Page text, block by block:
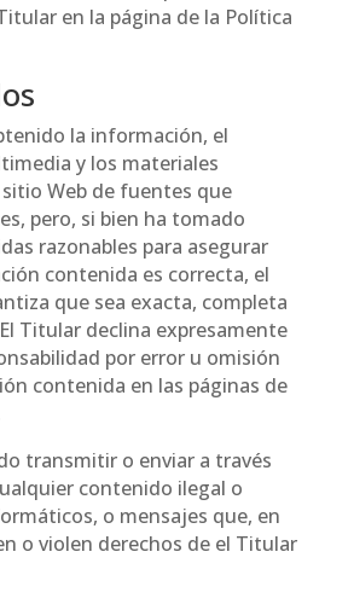
en la página de la Política
la información, el
y los materiales
Web de fuentes que
pero, si bien ha tomado
razonables para asegurar
contenida es correcta, el
que sea exacta, completa
Titular declina expresamente
por error u omisión
contenida en las páginas de
transmitir o enviar a través
contenido ilegal o
o mensajes que, en
o violen derechos de el Titular